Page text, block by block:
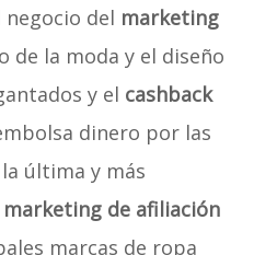
negocio del marketing
de la moda y el diseño
y el cashback
dinero por las
última y más
de afiliación
marcas de ropa